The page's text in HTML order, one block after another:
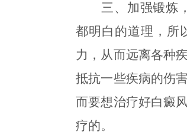
三、加强锻炼，
都明白的道理，所
力，从而远离各种
抵抗一些疾病的伤
而要想治疗好白癜
疗的。